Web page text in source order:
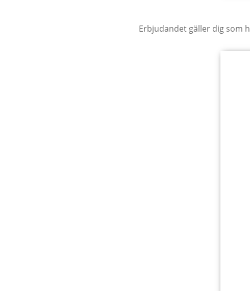
Erbjudandet gäller dig som